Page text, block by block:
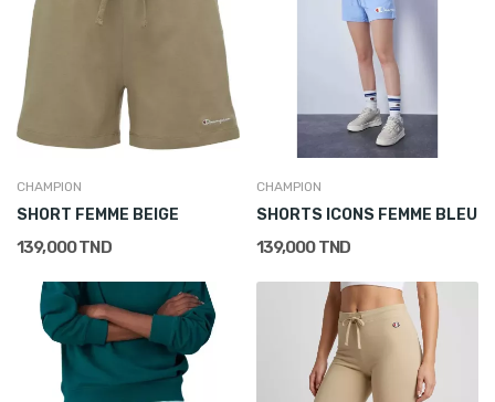
CHAMPION
SHORT FEMME BEIGE
139,000 TND
CHAMPION
SHORTS ICONS FEMME BLEU
139,000 TND